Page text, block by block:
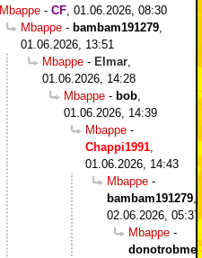
Mbappe - CF 01.06.2026, 08:30
Mbappe - bambam191279
01.06.2026, 13:51
Mbappe - Elmar
01.06.2026, 14:28
Mbappe - bob
01.06.2026, 14:39
Mbappe -
Chappi1991
01.06.2026, 14:43
Mbappe -
bambam191279
02.06.2026, 05:37
Mbappe -
donotrobme,